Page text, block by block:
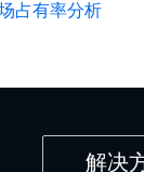
占有率分析
解决